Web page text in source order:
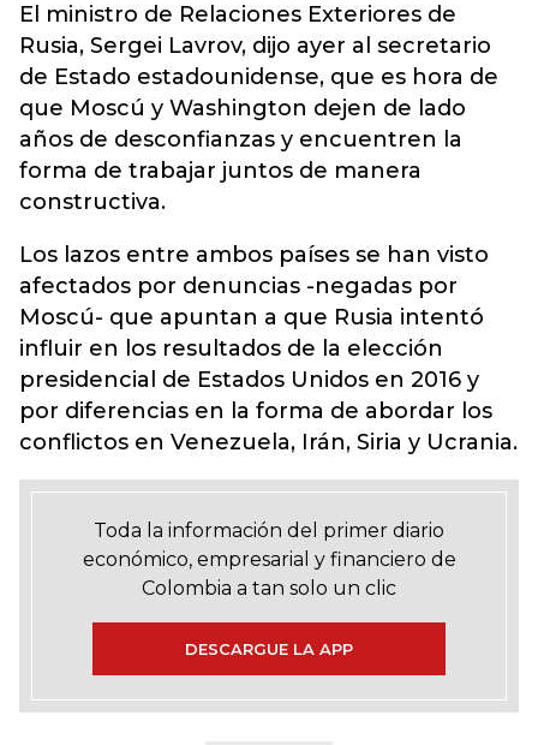
El ministro de Relaciones Exteriores de
Rusia, Sergei Lavrov, dijo ayer al secretario
de Estado estadounidense, que es hora de
que Moscú y Washington dejen de lado
años de desconfianzas y encuentren la
forma de trabajar juntos de manera
constructiva.
Los lazos entre ambos países se han visto
afectados por denuncias -negadas por
Moscú- que apuntan a que Rusia intentó
influir en los resultados de la elección
presidencial de Estados Unidos en 2016 y
por diferencias en la forma de abordar los
conflictos en Venezuela, Irán, Siria y Ucrania.
Toda la información del primer diario
económico, empresarial y financiero de
Colombia a tan solo un clic
DESCARGUE LA APP